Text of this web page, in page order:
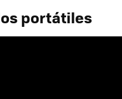
portátiles